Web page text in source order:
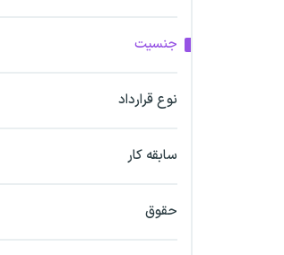
اراک
اردبیل
جنسیت
نوع قرارداد
سابقه کار
حقوق